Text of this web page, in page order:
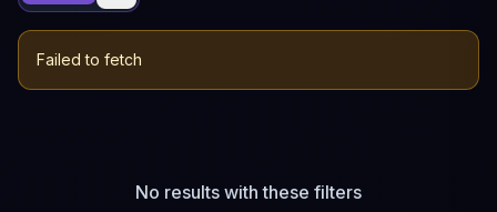
Failed to fetch
No results with these filters